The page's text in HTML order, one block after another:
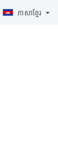
ភាសាខ្មែរ